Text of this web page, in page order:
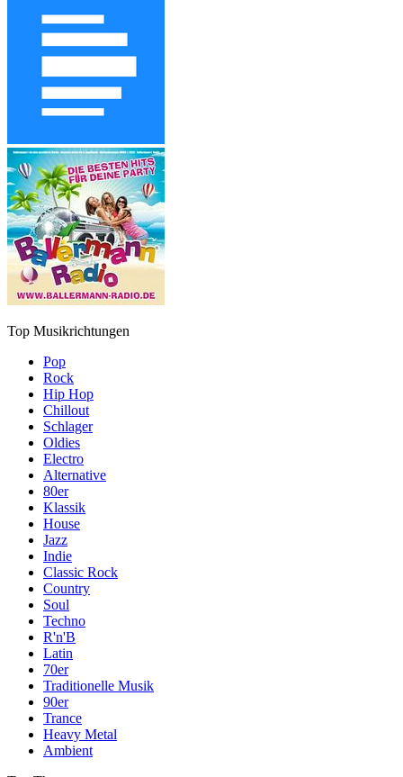
Top Musikrichtungen
Pop
Rock
Hip Hop
Chillout
Schlager
Oldies
Electro
Alternative
80er
Klassik
House
Jazz
Indie
Classic Rock
Country
Soul
Techno
R'n'B
Latin
70er
Traditionelle Musik
90er
Trance
Heavy Metal
Ambient